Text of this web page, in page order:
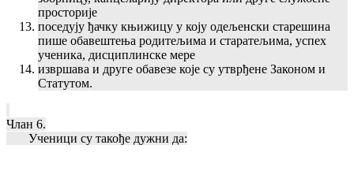
просторије
поседују ђачку књижицу у коју одељенски старешина
пише обавештења родитељима и старатељима, успех
ученика, дисциплинске мере
извршава и друге обавезе које су утврђене Законом и
Статутом.
Члан 6.
Ученици су такође дужни да: